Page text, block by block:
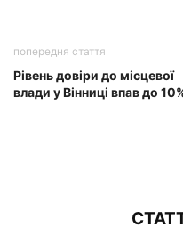
попередня стаття
Рівень довіри до місцевої
влади у Вінниці впав до